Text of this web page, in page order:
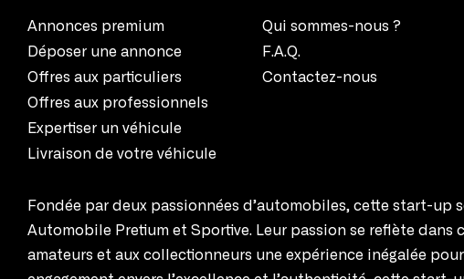
Annonces premium
Déposer une annonce
Offres aux particuliers
Offres aux professionnels
Expertiser un véhicule
Livraison de votre véhicule
Qui sommes-nous ?
F.A.Q.
Contactez-nous
Fondée par deux passionnées d’automobiles, cette start-up
Automobile Pretium et Sportive. Leur passion se reflète
amateurs et aux collectionneurs une expérience inégalée